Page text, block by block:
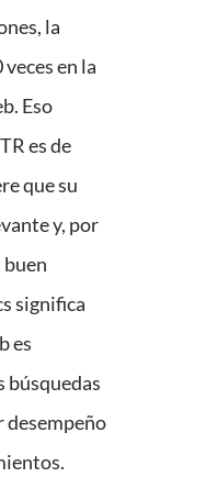
la
en la
Eso
es de
que su
y, por
significa
es
búsquedas
desempeño